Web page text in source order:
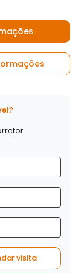
visita